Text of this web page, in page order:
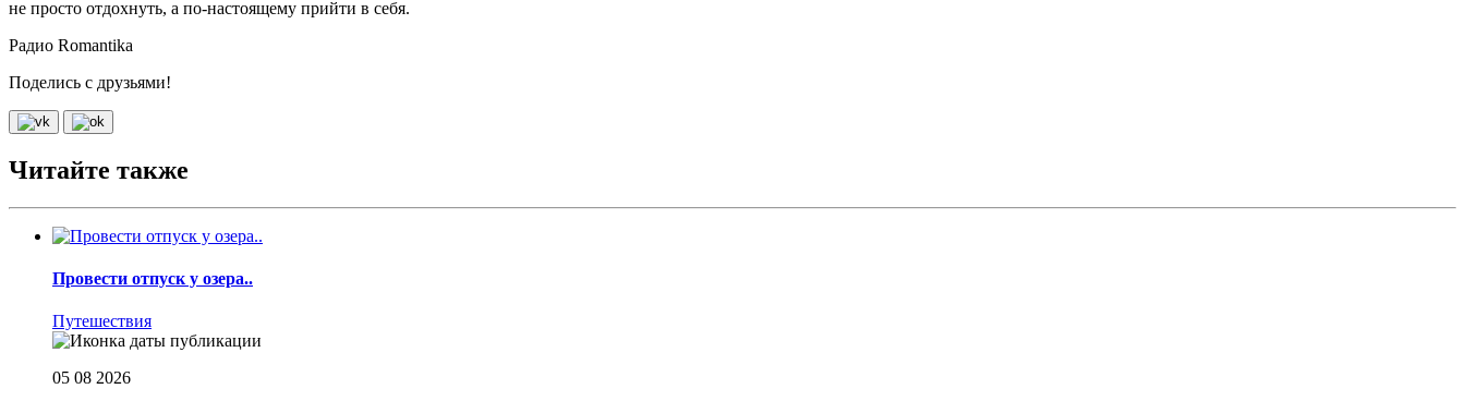
не просто отдохнуть, а по-настоящему прийти в себя.
Радио Romantika
Поделись с друзьями!
Читайте также
Провести отпуск у озера..
Путешествия
05 08 2026